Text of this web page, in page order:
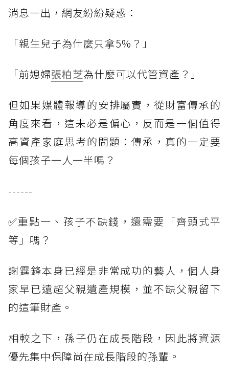
消息一出，網友紛紛疑惑：
「親生兒子為什麼只拿5%？」
「前媳婦張柏芝為什麼可以代管資產？」
但如果媒體報導的安排屬實，從財富傳承的
角度來看，這未必是偏心，反而是一個值得
高資產家庭思考的問題：傳承，真的一定要
每個孩子一人一半嗎？
------
✅重點一、孩子不缺錢，還需要「齊頭式平
等」嗎？
謝霆鋒本身已經是非常成功的藝人，個人身
家早已遠超父親遺產規模，並不缺父親留下
的這筆財產。
相較之下，孫子仍在成長階段，因此將資源
優先集中保障尚在成長階段的孫輩。